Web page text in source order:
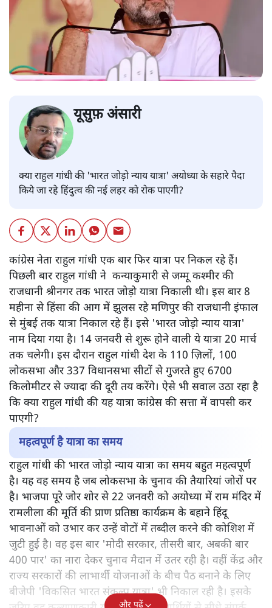
यूसुफ़ अंसारी
क्या राहुल गांधी की 'भारत जोड़ो न्याय यात्रा' अयोध्या के सहारे पैदा
किये जा रहे हिंदुत्व की नई लहर को रोक पाएगी?
कांग्रेस नेता राहुल गांधी एक बार फिर यात्रा पर निकल रहे हैं।
पिछली बार राहुल गांधी ने कन्याकुमारी से जम्मू कश्मीर की
राजधानी श्रीनगर तक भारत जोड़ो यात्रा निकाली थी। इस बार 8
महीना से हिंसा की आग में झुलस रहे मणिपुर की राजधानी इंफाल
से मुंबई तक यात्रा निकाल रहे हैं। इसे 'भारत जोड़ो न्याय यात्रा'
नाम दिया गया है। 14 जनवरी से शुरू होने वाली ये यात्रा 20 मार्च
तक चलेगी। इस दौरान राहुल गांधी देश के 110 ज़िलों, 100
लोकसभा और 337 विधानसभा सीटों से गुजरते हुए 6700
किलोमीटर से ज्यादा की दूरी तय करेंगे। ऐसे भी सवाल उठा रहा है
कि क्या राहुल गांधी की यह यात्रा कांग्रेस की सत्ता में वापसी कर
पाएगी?
महत्वपूर्ण है यात्रा का समय
राहुल गांधी की भारत जोड़ो न्याय यात्रा का समय बहुत महत्वपूर्ण
है। यह वह समय है जब लोकसभा के चुनाव की तैयारियां जोरों पर
है। भाजपा पूरे जोर शोर से 22 जनवरी को अयोध्या में राम मंदिर में
रामलीला की मूर्ति की प्राण प्रतिष्ठा कार्यक्रम के बहाने हिंदू
भावनाओं को उभार कर उन्हें वोटों में तब्दील करने की कोशिश में
जुटी हुई है। वह इस बार 'मोदी सरकार, तीसरी बार, अबकी बार
400 पार' का नारा देकर चुनाव मैदान में उतर रही है। वहीं केंद्र और
राज्य सरकारों की लाभार्थी योजनाओं के बीच पैठ बनाने के लिए
बीजेपी 'विकसित भारत संकल्प यात्रा' भी निकाल रही है। इसके
और पढ़ें